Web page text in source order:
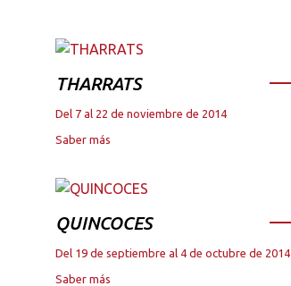
THARRATS
Del 7 al 22 de noviembre de 2014
Saber más
QUINCOCES
Del 19 de septiembre al 4 de octubre de 2014
Saber más